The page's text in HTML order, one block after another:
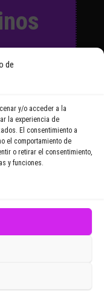
de
y/o acceder a la
la experiencia de
El consentimiento a
el comportamiento de
o retirar el consentimiento,
y funciones.
las
que